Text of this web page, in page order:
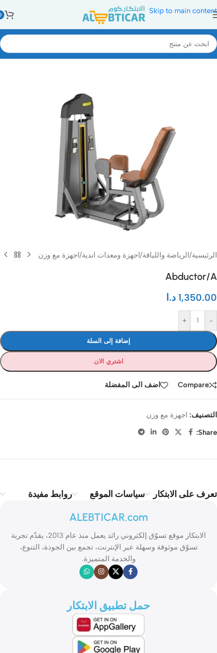
Skip to main content
الرئيسية/الرياضة واللياقة/اجهزة ومعدات اندية/اجهزة مع وزن
Abductor/A
1,350.00 د.ا
-
+
إضافة إلى السلة
اشتري الان
Compare اضف الى المفضلة
التصنيف: اجهزة مع وزن
Share:
تعرف على الابتكار سياسات الموقع روابط مفيدة
ALEBTICAR.com
الابتكار موقع تسوّق إلكتروني رائد يعمل منذ عام 2013، يقدّم تجربة
تسوّق موثوقة وسهلة عبر الإنترنت، تجمع بين الجودة، التنوع،
والخدمة المتميزة.
حمل تطبيق الابتكار